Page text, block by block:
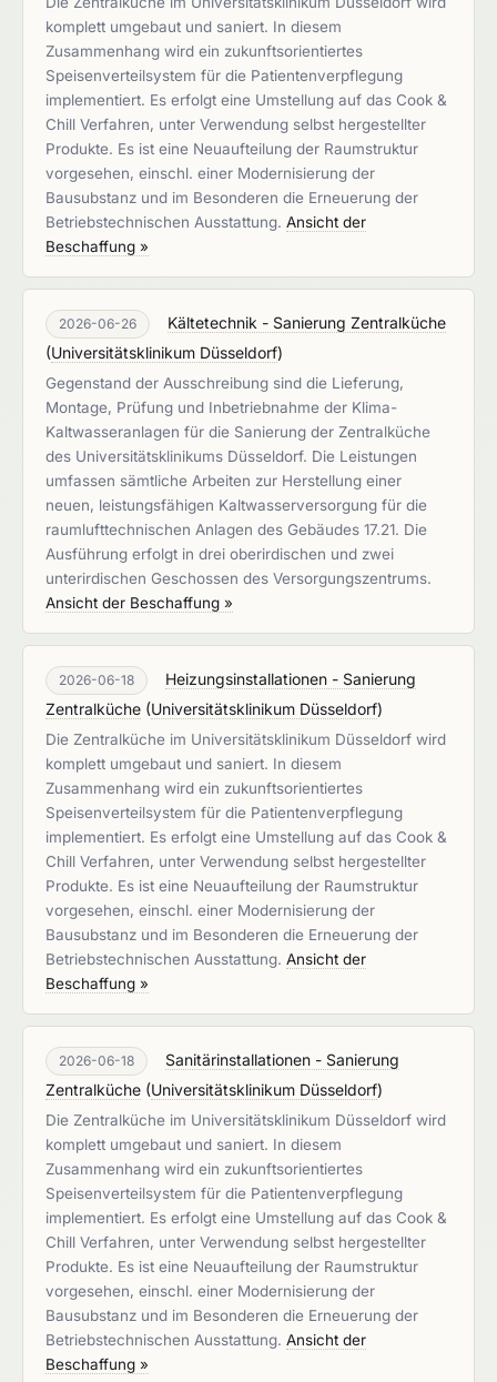
komplett umgebaut und saniert. In diesem
Zusammenhang wird ein zukunftsorientiertes
Speisenverteilsystem für die Patientenverpflegung
implementiert. Es erfolgt eine Umstellung auf das Cook &
Chill Verfahren, unter Verwendung selbst hergestellter
Produkte. Es ist eine Neuaufteilung der Raumstruktur
vorgesehen, einschl. einer Modernisierung der
Bausubstanz und im Besonderen die Erneuerung der
Betriebstechnischen Ausstattung. Ansicht der
Beschaffung »
2026-06-26
Kältetechnik - Sanierung Zentralküche
(Universitätsklinikum Düsseldorf)
Gegenstand der Ausschreibung sind die Lieferung,
Montage, Prüfung und Inbetriebnahme der Klima-
Kaltwasseranlagen für die Sanierung der Zentralküche
des Universitätsklinikums Düsseldorf. Die Leistungen
umfassen sämtliche Arbeiten zur Herstellung einer
neuen, leistungsfähigen Kaltwasserversorgung für die
raumlufttechnischen Anlagen des Gebäudes 17.21. Die
Ausführung erfolgt in drei oberirdischen und zwei
unterirdischen Geschossen des Versorgungszentrums.
Ansicht der Beschaffung »
2026-06-18
Heizungsinstallationen - Sanierung
Zentralküche (Universitätsklinikum Düsseldorf)
Die Zentralküche im Universitätsklinikum Düsseldorf wird
komplett umgebaut und saniert. In diesem
Zusammenhang wird ein zukunftsorientiertes
Speisenverteilsystem für die Patientenverpflegung
implementiert. Es erfolgt eine Umstellung auf das Cook &
Chill Verfahren, unter Verwendung selbst hergestellter
Produkte. Es ist eine Neuaufteilung der Raumstruktur
vorgesehen, einschl. einer Modernisierung der
Bausubstanz und im Besonderen die Erneuerung der
Betriebstechnischen Ausstattung. Ansicht der
Beschaffung »
2026-06-18
Sanitärinstallationen - Sanierung
Zentralküche (Universitätsklinikum Düsseldorf)
Die Zentralküche im Universitätsklinikum Düsseldorf wird
komplett umgebaut und saniert. In diesem
Zusammenhang wird ein zukunftsorientiertes
Speisenverteilsystem für die Patientenverpflegung
implementiert. Es erfolgt eine Umstellung auf das Cook &
Chill Verfahren, unter Verwendung selbst hergestellter
Produkte. Es ist eine Neuaufteilung der Raumstruktur
vorgesehen, einschl. einer Modernisierung der
Bausubstanz und im Besonderen die Erneuerung der
Betriebstechnischen Ausstattung. Ansicht der
Beschaffung »